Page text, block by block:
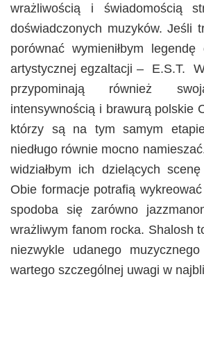
wrażliwością i świadomością
doświadczonych muzyków. Jeśli
porównać wymieniłbym
artystycznej egzaltacji – E.S.T.
przypominają również
intensywnością i brawurą polskie
którzy są na tym samym
niedługo równie mocno
widziałbym ich dzielących
Obie formacje potrafią
spodoba się zarówno
wrażliwym fanom rocka. Shalosh
niezwykle udanego
wartego szczególnej uwagi w